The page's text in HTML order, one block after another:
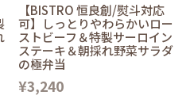
【BISTRO 恒良創/熨斗対応
可】しっとりやわらかいロー
ストビーフ＆特製サーロイン
ステーキ＆朝採れ野菜サラダ
の極弁当
¥3,240